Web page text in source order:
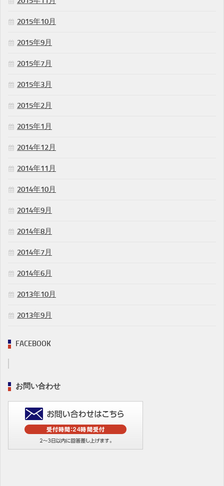
2015年10月
2015年9月
2015年7月
2015年3月
2015年2月
2015年1月
2014年12月
2014年11月
2014年10月
2014年9月
2014年8月
2014年7月
2014年6月
2013年10月
2013年9月
FACEBOOK
お問い合わせ